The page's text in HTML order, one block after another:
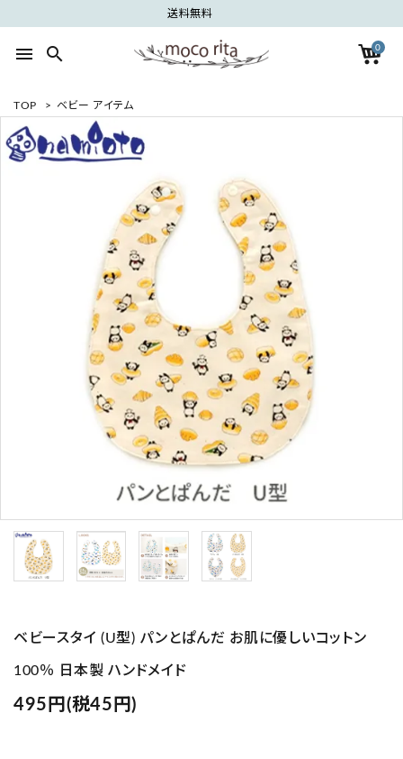
送料無料
menu search 0
search
person 新規会員登録
カテゴリーから探す
グループから探す
ご利用ガイド
プライバシーポリシー
お問い合わせ
Instagram
TOP > ベビー アイテム
ベビースタイ (U型) パンとぱんだ お肌に優しいコットン
100％ 日本製 ハンドメイド
495円(税45円)